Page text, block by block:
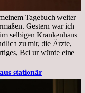
Tagebuch weiter
Gestern war ich
selbigen Krankenhaus
zu mir, die Ärzte,
Bei ur würde eine
stationär